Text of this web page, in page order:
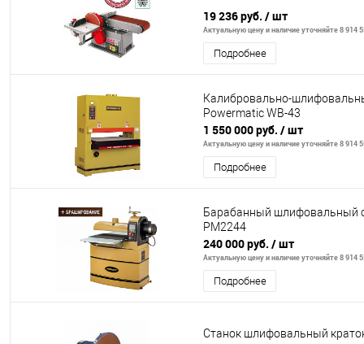
19 236 руб. / шт
Актуальную цену и наличие уточняйте 8 914
Подробнее
Калибровально-
Powermatic WB-43
1 550 000 руб. / шт
Актуальную цену и наличие уточняйте 8 914
Подробнее
Барабанный шлифовальный
PM2244
240 000 руб. / шт
Актуальную цену и наличие уточняйте 8 914
Подробнее
Станок шлифовальный